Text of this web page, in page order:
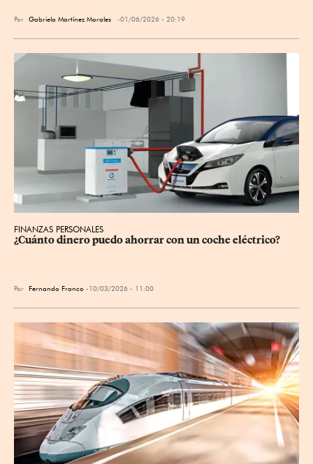
Por Gabriela Martínez Morales 01/06/2026 - 20:19
FINANZAS PERSONALES
¿Cuánto dinero puedo ahorrar con un coche eléctrico?
Por Fernando Franco 10/03/2026 - 11:00